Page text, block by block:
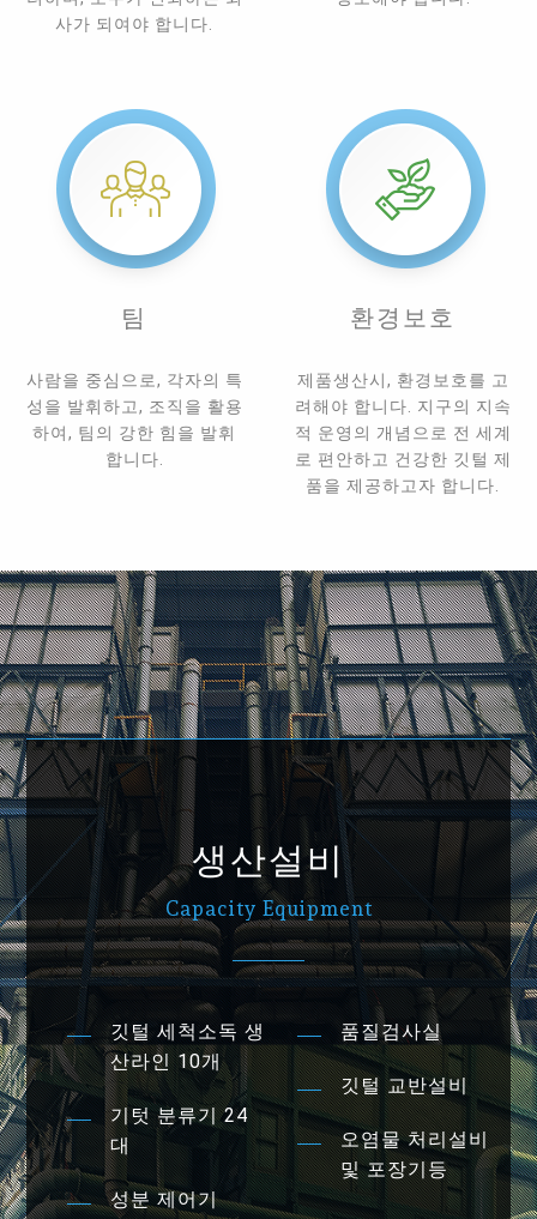
사가 되여야 합니다.
팀
사람을 중심으로, 각자의 특
성을 발휘하고, 조직을 활용
하여, 팀의 강한 힘을 발휘
합니다.
환경보호
제품생산시, 환경보호를 고
려해야 합니다. 지구의 지속
적 운영의 개념으로 전 세계
로 편안하고 건강한 깃털 제
품을 제공하고자 합니다.
생산설비
Capacity Equipment
깃털 세척소독 생
산라인 10개
기텃 분류기 24
대
성분 제어기
품질검사실
깃털 교반설비
오염물 처리설비
및 포장기등